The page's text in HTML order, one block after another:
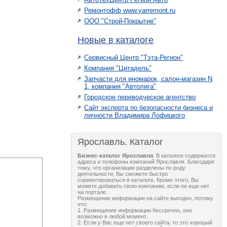
Ремонтофф www.yarremont.ru
ООО "Строй-Покрытие"
Новые в каталоге
Сервисный Центр "Тэта-Регион"
Компания "Цитадель"
Запчасти для иномарок, салон-магазин N
1, компания "Автолига"
Городское переводческое агентство
Сайт эксперта по безопасности бизнеса и
личности Владимира Лофицкого
Ярославль. Каталог
Бизнес-каталог Ярославля . В каталоге содержатся
адреса и телефоны компаний Ярославля. Благодаря
тому, что организации разделены по роду
деятельности, Вы сможете быстро
сориентироваться в каталоге. Кроме этого, Вы
можете добавить свою компанию, если ее еще нет
на портале.
Размещение информации на сайте выгодно, потому
что:
1. Размещение информации бессрочно, оно
возможно в любой момент.
2. Если у Вас еще нет своего сайта, то это хороший